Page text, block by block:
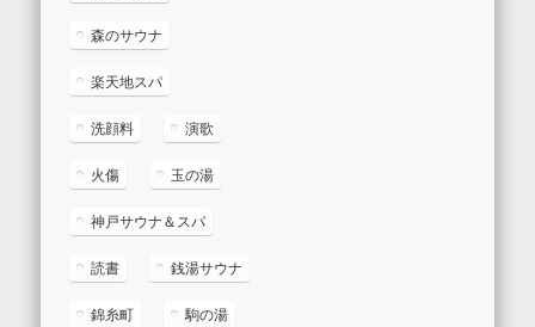
森のサウナ
楽天地スパ
洗顔料 演歌
火傷 玉の湯
神戸サウナ＆スパ
読書 銭湯サウナ
錦糸町 駒の湯